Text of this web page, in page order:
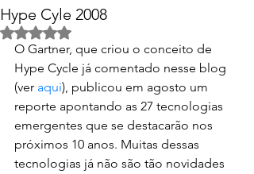
Hype Cyle 2008
Avaliado com NaN de 5 estrelas.
O Gartner, que criou o conceito de
Hype Cycle já comentado nesse blog
(ver aqui), publicou em agosto um
reporte apontando as 27 tecnologias
emergentes que se destacarão nos
próximos 10 anos. Muitas dessas
tecnologias já não são tão novidades